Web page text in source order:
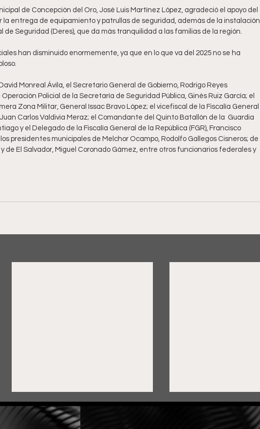
de Concepción del Oro, José Luis Martínez López, agradeció el apoyo del
la entrega de equipamiento y patrullas de seguridad, además de la instalación
Seguridad (Deres), que da más tranquilidad a las familias de la región.
han disminuido enormemente, ya que en lo que va del 2025 no se ha
Monreal Ávila, el Secretario General de Gobierno, Rodrigo Reyes
Policial de la Secretaría de Seguridad Pública, Ginés Ruiz García; el
Zona Militar, General Issac Bravo López; el vicefiscal de la Fiscalía General
Carlos Valdivia Meraz; el Comandante del Quinto Batallón de la  Guardia
y el Delegado de la Fiscalía General de la República (FGR), Francisco
presidentes municipales de Melchor Ocampo, Rodolfo Gallegos Cisneros; de
de El Salvador, Miguel Coronado Gámez, entre otros funcionarios federales y